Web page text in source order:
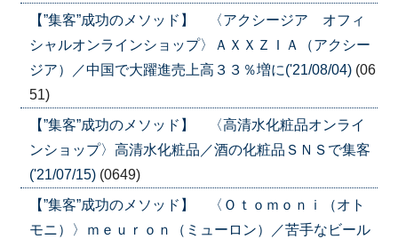
【”集客”成功のメソッド】 〈アクシージア オフィ
シャルオンラインショップ〉ＡＸＸＺＩＡ（アクシー
ジア）／中国で大躍進売上高３３％増に('21/08/04) (06
51)
【”集客”成功のメソッド】 〈高清水化粧品オンライ
ンショップ〉高清水化粧品／酒の化粧品ＳＮＳで集客
('21/07/15) (0649)
【”集客”成功のメソッド】 〈Ｏｔｏｍｏｎｉ（オト
モニ）〉ｍｅｕｒｏｎ（ミューロン）／苦手なビール